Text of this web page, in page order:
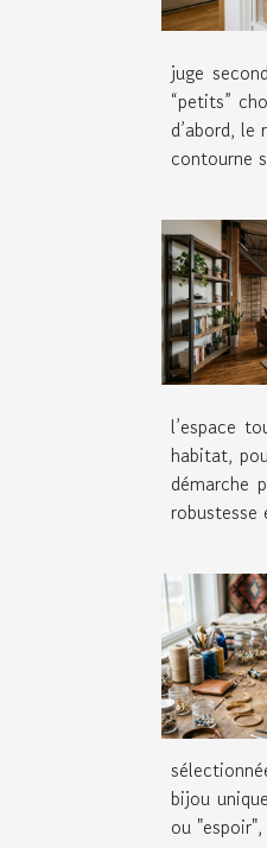
juge
“petits”
d’abord,
contourne
l’espace
habitat,
démarche
bijou
ou